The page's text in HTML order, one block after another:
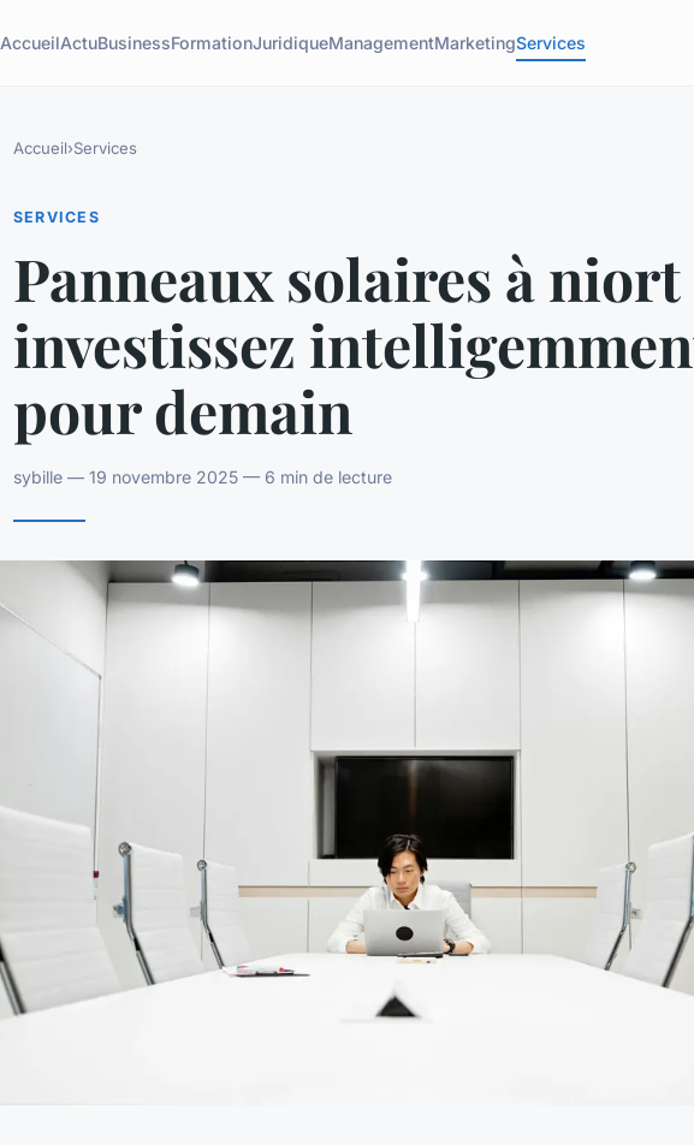
AccueilActuBusinessFormationJuridiqueManagementMarketingServices
Accueil›Services
SERVICES
Panneaux solaires à niort
investissez
pour demain
sybille — 19 novembre 2025 — 6 min de lecture